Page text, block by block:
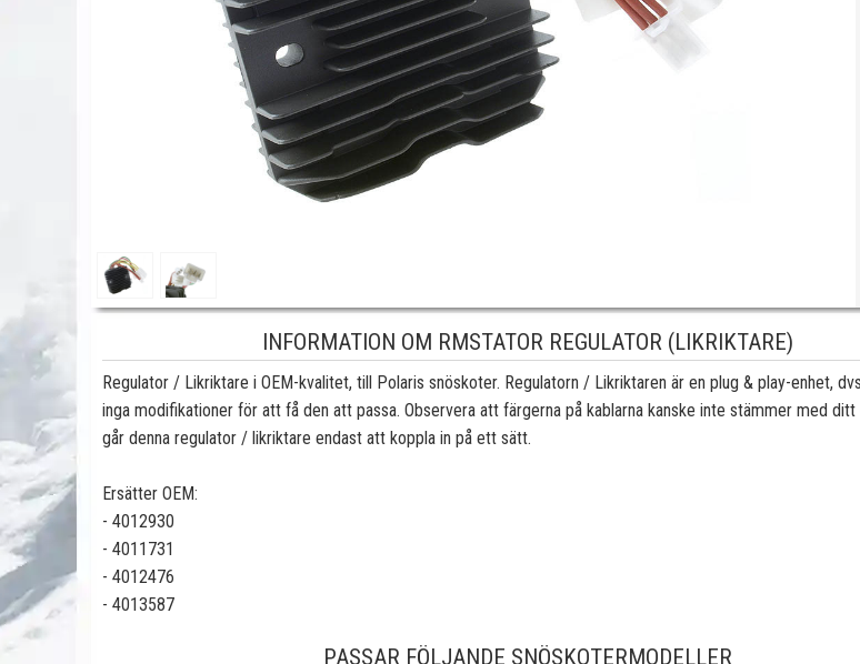
INFORMATION OM RMSTATOR REGULATOR (LIKRIKTARE)
Regulator / Likriktare i OEM-kvalitet, till Polaris snöskoter. Regulatorn / Likriktaren är en plug & play-enhet,
inga modifikationer för att få den att passa. Observera att färgerna på kablarna kanske inte stämmer med
går denna regulator / likriktare endast att koppla in på ett sätt.
Ersätter OEM:
- 4012930
- 4011731
- 4012476
- 4013587
PASSAR FÖLJANDE SNÖSKOTERMODELLER